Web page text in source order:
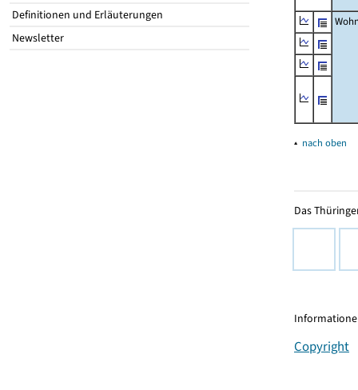
Definitionen und Erläuterungen
Newsletter
▴ nach oben
Das
Copyright